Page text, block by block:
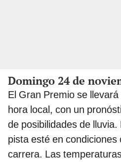
Domingo 24 de
El Gran Premio se
hora local, con un
de posibilidades de
pista esté en condiciones
carrera. Las